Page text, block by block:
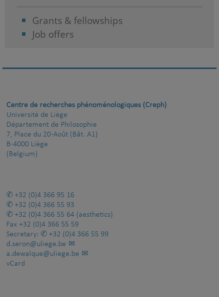
Grants & fellowships
Job offers
Centre de recherches phénoménologiques (Creph)
Université de Liège
Département de Philosophie
7, Place du 20-Août (Bât. A1)
B-4000 Liège
(Belgium)
+32 (0)4 366 95 16
+32 (0)4 366 55 93
+32 (0)4 366 55 64 (aesthetics)
Fax +32 (0)4 366 55 59
Secretary:
+32 (0)4 366 55 99
d.seron@uliege.be
a.dewalque@uliege.be
vCard